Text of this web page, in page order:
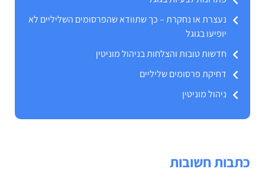
נעצרת או נחקרת – כך שתוודא שהפרסומים השליליים לא
יופיעו בגוגל
חדשות טובות והצלחות בניהול מוניטין
דחיקת פרסומים שליליים
ניהול מוניטין
כתבות חשובות